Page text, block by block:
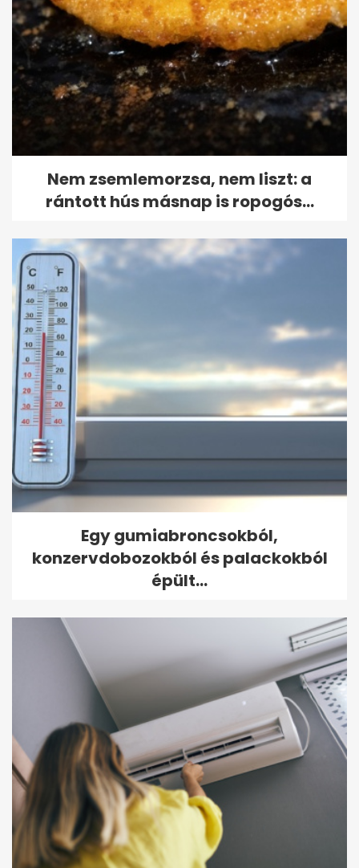
Nem zsemlemorzsa, nem liszt: a
rántott hús másnap is ropogós...
Egy gumiabroncsokból,
konzervdobozokból és palackokból
épült...